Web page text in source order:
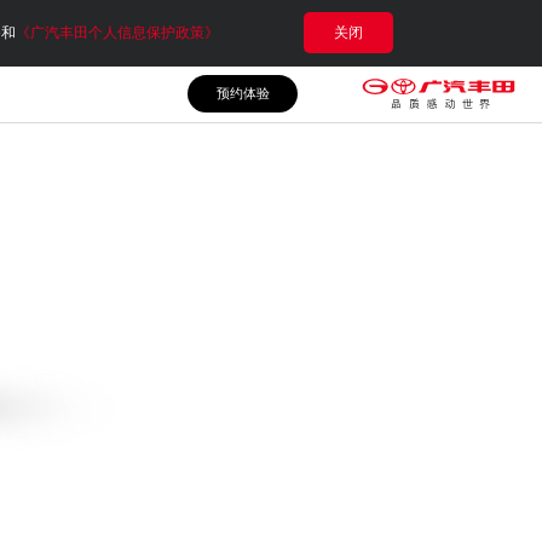
《广汽丰田个人信息保护政策》 关闭
预约体验